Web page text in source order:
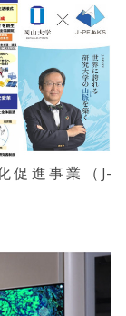
促進事業（J-